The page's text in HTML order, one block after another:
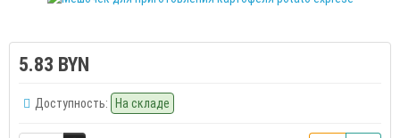
5.83 BYN
Доступность: На складе